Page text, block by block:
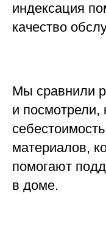
индексация
качество
Мы сравнили
и посмотрели,
материалов,
помогают
в доме.